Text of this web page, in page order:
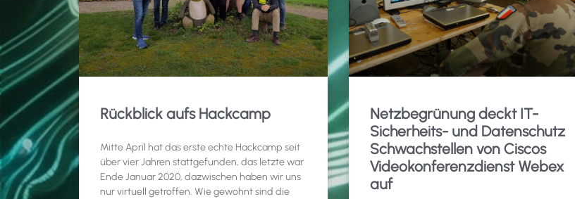
Rückblick aufs Hackcamp
Mitte April hat das erste echte Hackcamp seit
über vier Jahren stattgefunden, das letzte war
Ende Januar 2020, dazwischen haben wir uns
nur virtuell getroffen. Wie gewohnt sind die
Netzbegrünung deckt IT-
Sicherheits- und Datenschutz
Schwachstellen von Ciscos
Videokonferenzdienst Webex
auf